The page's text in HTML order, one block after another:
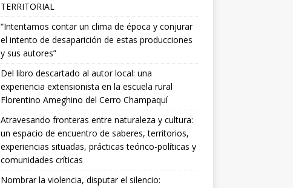
TERRITORIAL
“Intentamos contar un clima de época y conjurar
el intento de desaparición de estas producciones
y sus autores”
Del libro descartado al autor local: una
experiencia extensionista en la escuela rural
Florentino Ameghino del Cerro Champaquí
Atravesando fronteras entre naturaleza y cultura:
un espacio de encuentro de saberes, territorios,
experiencias situadas, prácticas teórico-políticas y
comunidades críticas
Nombrar la violencia, disputar el silencio: